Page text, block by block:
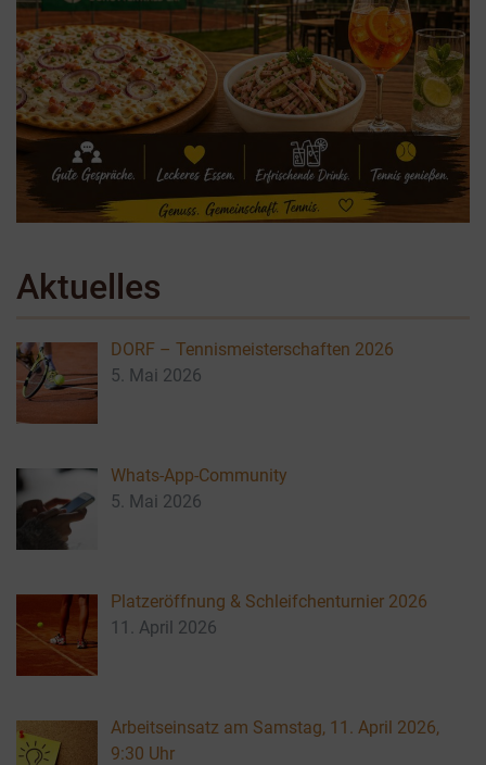
Aktuelles
DORF – Tennismeisterschaften 2026
5. Mai 2026
Whats-App-Community
5. Mai 2026
Platzeröffnung & Schleifchenturnier 2026
11. April 2026
Arbeitseinsatz am Samstag, 11. April 2026,
9:30 Uhr